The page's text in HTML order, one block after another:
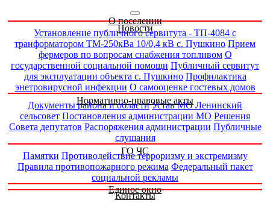
О поселении
Новости
Установление публичного сервитута - ТП-4084 с
транформатором ТМ-250кВа 10/0,4 кВ с. Пушкино Прием
фермеров по вопросам снабжения топливом О
государственной социальной помощи Публичный сервитут
для эксплуатации объекта с. Пушкино Профилактика
энетровирусной инфекции О самооценке гостевых домов
Нормативно-правовые акты
Документы района и области Устав МО Ленинский
сельсовет Постановления администрации МО Решения
Совета депутатов Распоряжения администрации Публичные
слушания
ГО ЧС
Памятки Противодействие терроризму и экстремизму
Правила противопожарного режима Федеральный пакет
социальной рекламы
Единое окно
Контакты